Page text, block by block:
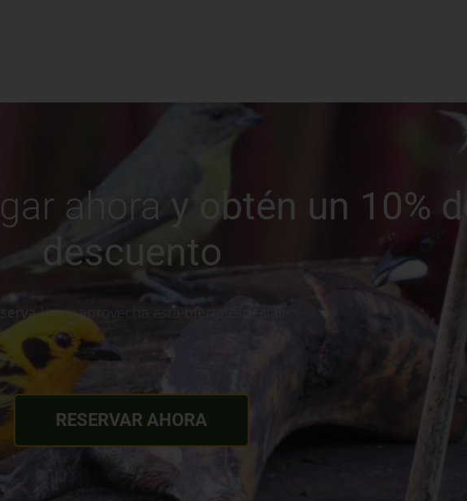
ahora y obtén un 10%
descuento
hoy y aprovecha esta oferta especial!
RESERVAR AHORA